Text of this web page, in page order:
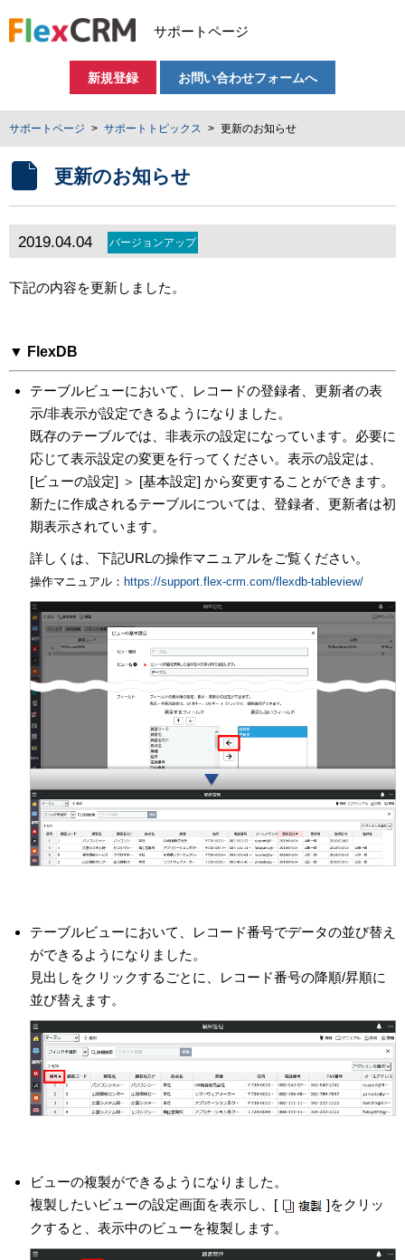
サポートページ
新規登録 お問い合わせフォームへ
サポートページ サポートトピックス 更新のお知らせ
更新のお知らせ
2019.04.04 バージョンアップ
下記の内容を更新しました。
▼ FlexDB
テーブルビューにおいて、レコードの登録者、更新者の表
示/非表示が設定できるようになりました。
既存のテーブルでは、非表示の設定になっています。必要に
応じて表示設定の変更を行ってください。表示の設定は、
[ビューの設定] ＞ [基本設定] から変更することができます。
新たに作成されるテーブルについては、登録者、更新者は初
期表示されています。
詳しくは、下記URLの操作マニュアルをご覧ください。
操作マニュアル： https://support.flex-crm.com/flexdb-tableview/
テーブルビューにおいて、レコード番号でデータの並び替え
ができるようになりました。
見出しをクリックするごとに、レコード番号の降順/昇順に
並び替えます。
ビューの複製ができるようになりました。
複製したいビューの設定画面を表示し、[
]をクリッ
クすると、表示中のビューを複製します。